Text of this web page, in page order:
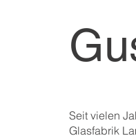
Seit vielen
Glasfabrik